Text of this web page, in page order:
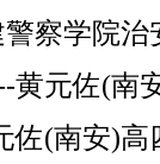
察学院
黄元佐(南
佐(南安)